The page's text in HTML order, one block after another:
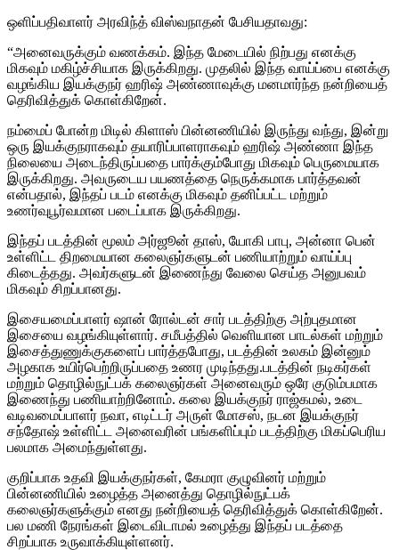
ஒளிப்பதிவாளர் அரவிந்த் விஸ்வநாதன் பேசியதாவது:
“அனைவருக்கும் வணக்கம். இந்த மேடையில் நிற்பது எனக்கு
மிகவும் மகிழ்ச்சியாக இருக்கிறது. முதலில் இந்த வாய்ப்பை எனக்கு
வழங்கிய இயக்குநர் ஹரிஷ் அண்ணாவுக்கு மனமார்ந்த நன்றியைத்
தெரிவித்துக் கொள்கிறேன்.
நம்மைப் போன்ற மிடில் கிளாஸ் பின்னணியில் இருந்து வந்து, இன்று
ஒரு இயக்குநராகவும் தயாரிப்பாளராகவும் ஹரிஷ் அண்ணா இந்த
நிலையை அடைந்திருப்பதை பார்க்கும்போது மிகவும் பெருமையாக
இருக்கிறது. அவருடைய பயணத்தை நெருக்கமாக பார்த்தவன்
என்பதால், இந்தப் படம் எனக்கு மிகவும் தனிப்பட்ட மற்றும்
உணர்வுபூர்வமான படைப்பாக இருக்கிறது.
இந்தப் படத்தின் மூலம் அர்ஜூன் தாஸ், யோகி பாபு, அன்னா பென்
உள்ளிட்ட திறமையான கலைஞர்களுடன் பணியாற்றும் வாய்ப்பு
கிடைத்தது. அவர்களுடன் இணைந்து வேலை செய்த அனுபவம்
மிகவும் சிறப்பானது.
இசையமைப்பாளர் ஷான் ரோல்டன் சார் படத்திற்கு அற்புதமான
இசையை வழங்கியுள்ளார். சமீபத்தில் வெளியான பாடல்கள் மற்றும்
இசைத்துணுக்குகளைப் பார்த்தபோது, படத்தின் உலகம் இன்னும்
அழகாக உயிர்பெற்றிருப்பதை உணர முடிந்தது.படத்தின் நடிகர்கள்
மற்றும் தொழில்நுட்பக் கலைஞர்கள் அனைவரும் ஒரே குடும்பமாக
இணைந்து பணியாற்றினோம். கலை இயக்குநர் ராஜ்கமல், உடை
வடிவமைப்பாளர் நவா, எடிட்டர் அருள் மோசஸ், நடன இயக்குநர்
சந்தோஷ் உள்ளிட்ட அனைவரின் பங்களிப்பும் படத்திற்கு மிகப்பெரிய
பலமாக அமைந்துள்ளது.
குறிப்பாக உதவி இயக்குநர்கள், கேமரா குழுவினர் மற்றும்
பின்னணியில் உழைத்த அனைத்து தொழில்நுட்பக்
கலைஞர்களுக்கும் எனது நன்றியைத் தெரிவித்துக் கொள்கிறேன்.
பல மணி நேரங்கள் இடைவிடாமல் உழைத்து இந்தப் படத்தை
சிறப்பாக உருவாக்கியுள்ளனர்.